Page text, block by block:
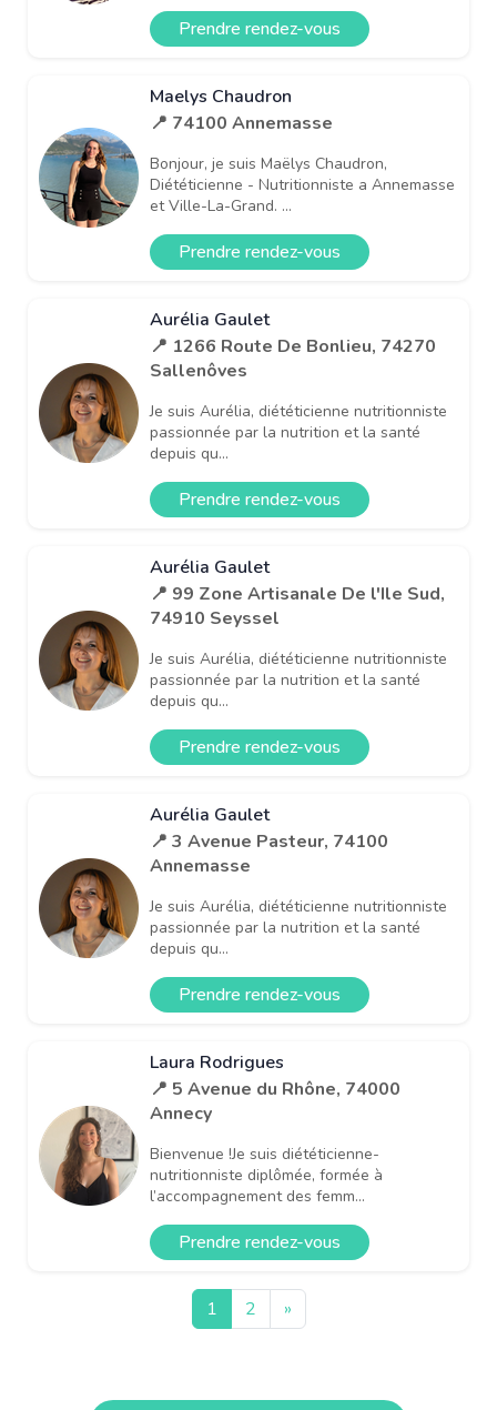
Prendre rendez-vous
Maelys Chaudron
📍 74100 Annemasse
Bonjour, je suis Maëlys Chaudron,
Diététicienne - Nutritionniste a Annemasse
et Ville-La-Grand. ...
Prendre rendez-vous
Aurélia Gaulet
📍 1266 Route De Bonlieu, 74270
Sallenôves
Je suis Aurélia, diététicienne nutritionniste
passionnée par la nutrition et la santé
depuis qu...
Prendre rendez-vous
Aurélia Gaulet
📍 99 Zone Artisanale De l'Ile Sud,
74910 Seyssel
Je suis Aurélia, diététicienne nutritionniste
passionnée par la nutrition et la santé
depuis qu...
Prendre rendez-vous
Aurélia Gaulet
📍 3 Avenue Pasteur, 74100
Annemasse
Je suis Aurélia, diététicienne nutritionniste
passionnée par la nutrition et la santé
depuis qu...
Prendre rendez-vous
Laura Rodrigues
📍 5 Avenue du Rhône, 74000
Annecy
Bienvenue !Je suis diététicienne-
nutritionniste diplômée, formée à
l’accompagnement des femm...
Prendre rendez-vous
1 2 »